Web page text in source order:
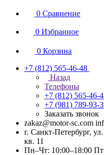
0 Сравнение
0 Избранное
0 Корзина
+7 (812) 565-46-48
Назад
Телефоны
+7 (812) 565-46-
+7 (981) 789-93-
Заказать звонок
zakaz@motor-sc.com
г. Санкт-Петербург,
кв. 11
Пн–Чт: 10:00–18:00